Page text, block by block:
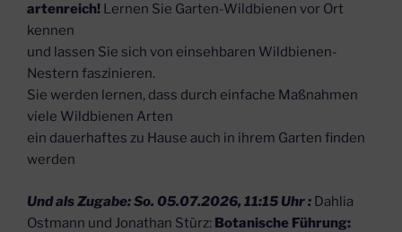
artenreich! Lernen Sie Garten-Wildbienen vor Ort
kennen
und lassen Sie sich von einsehbaren Wildbienen-
Nestern faszinieren.
Sie werden lernen, dass durch einfache Maßnahmen
viele Wildbienen Arten
ein dauerhaftes zu Hause auch in ihrem Garten finden
werden
Und als Zugabe: So. 05.07.2026, 11:15 Uhr : Dahlia
Ostmann und Jonathan Stürz: Botanische Führung: